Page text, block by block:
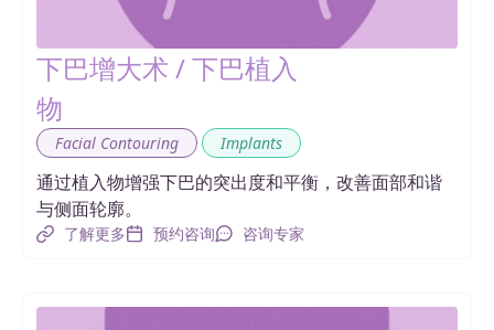
下巴增大术 / 下巴植入
物
Facial Contouring Implants
通过植入物增强下巴的突出度和平衡，改善面部和谐
与侧面轮廓。
了解更多 预约咨询 咨询专家